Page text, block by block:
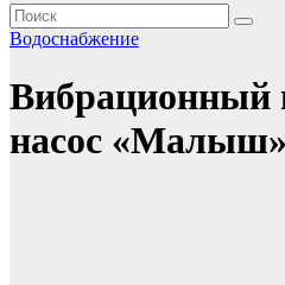
Водоснабжение
Вибрационный
насос